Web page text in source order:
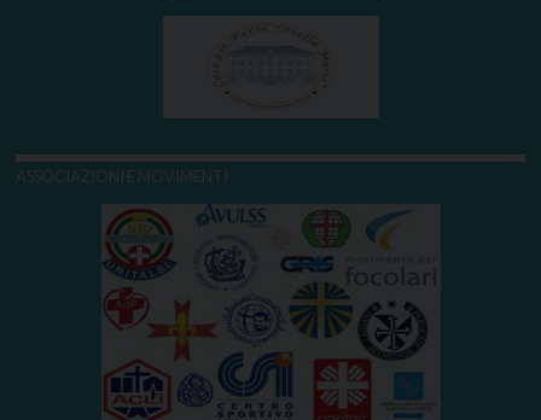
ASSOCIAZIONI E MOVIMENTI